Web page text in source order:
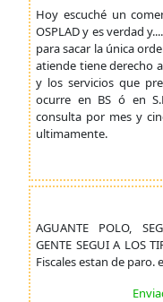
Hoy escuché un
OSPLAD y es verdad
para sacar la única
atiende tiene derecho
y los servicios que
ocurre en BS ó en
consulta por mes y
ultimamente.
AGUANTE POLO,
GENTE SEGUI A LOS
Fiscales estan de paro.